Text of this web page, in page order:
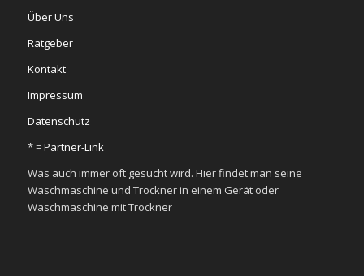
Über Uns
Ratgeber
Kontakt
Impressum
Datenschutz
* =Partner-Link
Was auch immer oft gesucht wird. Hier findet man seine
Waschmaschine und Trockner in einem Gerät oder
Waschmaschine mit Trockner